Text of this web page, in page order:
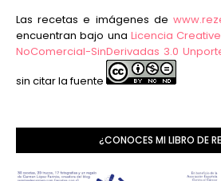
Las recetas e imágenes de
encuentran bajo una Licencia
NoComercial-SinDerivadas 3.0
sin citar la fuente
¿CONOCES MI LIBRO DE